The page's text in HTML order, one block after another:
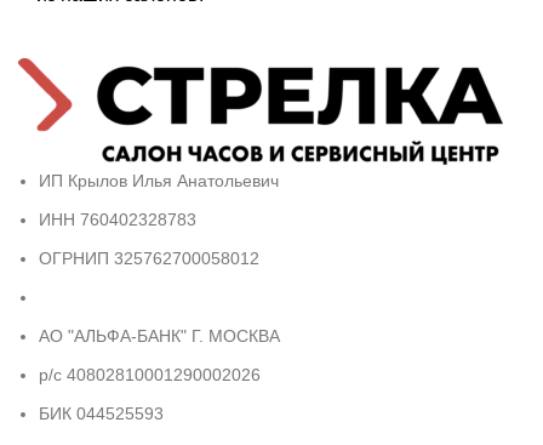
ИП Крылов Илья Анатольевич
ИНН 760402328783
ОГРНИП 325762700058012
АО "АЛЬФА-БАНК" Г. МОСКВА
р/с 40802810001290002026
БИК 044525593